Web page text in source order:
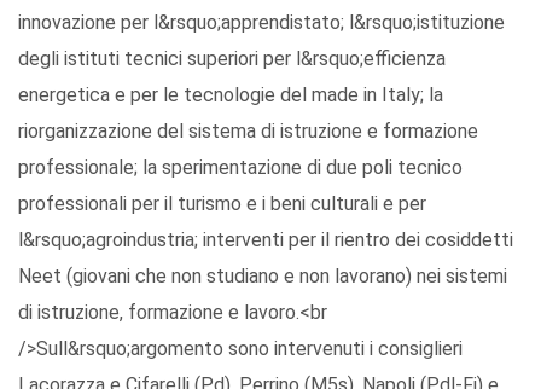
innovazione per l&rsquo;apprendistato; l&rsquo;istituzione
degli istituti tecnici superiori per l&rsquo;efficienza
energetica e per le tecnologie del made in Italy; la
riorganizzazione del sistema di istruzione e formazione
professionale; la sperimentazione di due poli tecnico
professionali per il turismo e i beni culturali e per
l&rsquo;agroindustria; interventi per il rientro dei cosiddetti
Neet (giovani che non studiano e non lavorano) nei sistemi
di istruzione, formazione e lavoro.<br
/>Sull&rsquo;argomento sono intervenuti i consiglieri